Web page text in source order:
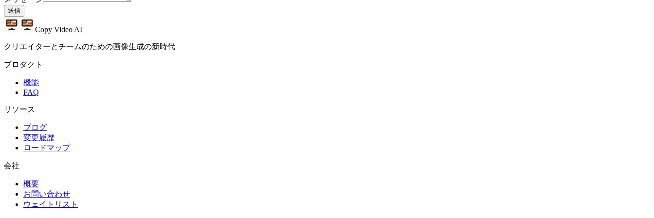
送信
Copy Video AI
クリエイターとチームのための画像生成の新時代
プロダクト
機能
FAQ
リソース
ブログ
変更履歴
ロードマップ
会社
概要
お問い合わせ
ウェイトリスト